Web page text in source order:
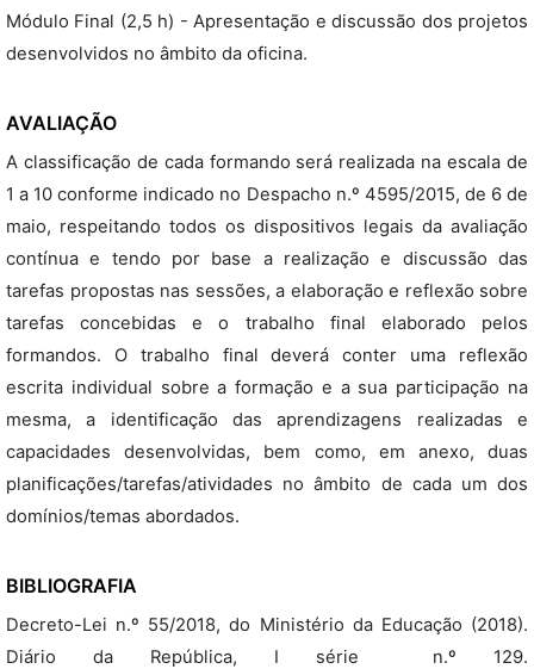
Módulo Final (2,5 h) - Apresentação e discussão dos projetos
desenvolvidos no âmbito da oficina.
AVALIAÇÃO
A classificação de cada formando será realizada na escala de
1 a 10 conforme indicado no Despacho n.º 4595/2015, de 6 de
maio, respeitando todos os dispositivos legais da avaliação
contínua e tendo por base a realização e discussão das
tarefas propostas nas sessões, a elaboração e reflexão sobre
tarefas concebidas e o trabalho final elaborado pelos
formandos. O trabalho final deverá conter uma reflexão
escrita individual sobre a formação e a sua participação na
mesma, a identificação das aprendizagens realizadas e
capacidades desenvolvidas, bem como, em anexo, duas
planificações/tarefas/atividades no âmbito de cada um dos
domínios/temas abordados.
BIBLIOGRAFIA
Decreto-Lei n.º 55/2018, do Ministério da Educação (2018).
Diário da República, I série  n.º 129.